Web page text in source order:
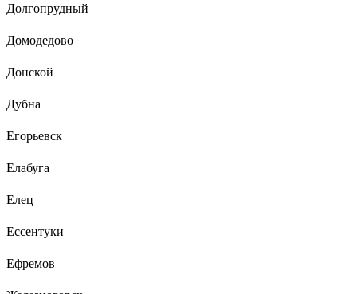
Долгопрудный
Домодедово
Донской
Дубна
Егорьевск
Елабуга
Елец
Ессентуки
Ефремов